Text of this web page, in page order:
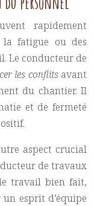
rapidement
fatigue ou des
Le conducteur de
les conflits avant
du chantier. Il
et de fermeté
aspect crucial
de travaux
travail bien fait,
esprit d’équipe